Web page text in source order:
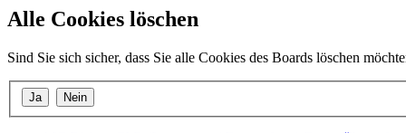
Alle Cookies löschen
Sind Sie sich sicher, dass Sie alle Cookies des Boards löschen